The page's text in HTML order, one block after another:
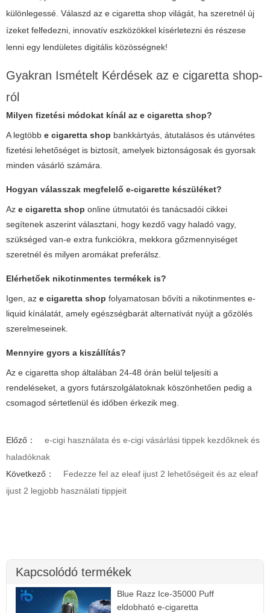
különlegessé. Válaszd az e cigaretta shop világát, ha szeretnél új
ízeket felfedezni, innovatív eszközökkel kísérletezni és részese
lenni egy lendületes digitális közösségnek!
Gyakran Ismételt Kérdések az e cigaretta shop-
ról
Milyen fizetési módokat kínál az e cigaretta shop?
A legtöbb e cigaretta shop bankkártyás, átutalásos és utánvétes
fizetési lehetőséget is biztosít, amelyek biztonságosak és gyorsak
minden vásárló számára.
Hogyan válasszak megfelelő e-cigarette készüléket?
Az e cigaretta shop online útmutatói és tanácsadói cikkei
segítenek aszerint választani, hogy kezdő vagy haladó vagy,
szükséged van-e extra funkciókra, mekkora gőzmennyiséget
szeretnél és milyen aromákat preferálsz.
Elérhetőek nikotinmentes termékek is?
Igen, az e cigaretta shop folyamatosan bővíti a nikotinmentes e-
liquid kínálatát, amely egészségbarát alternatívát nyújt a gőzölés
szerelmeseinek.
Mennyire gyors a kiszállítás?
Az e cigaretta shop általában 24-48 órán belül teljesíti a
rendeléseket, a gyors futárszolgálatoknak köszönhetően pedig a
csomagod sértetlenül és időben érkezik meg.
Előző：
e-cigi használata és e-cigi vásárlási tippek kezdőknek és
haladóknak
Következő：
Fedezze fel az eleaf ijust 2 lehetőségeit és az eleaf
ijust 2 legjobb használati tippjeit
Kapcsolódó termékek
Blue Razz Ice-35000 Puff
eldobható e-cigaretta